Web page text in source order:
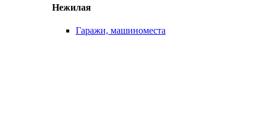
Нежилая
Гаражи, машиноместа